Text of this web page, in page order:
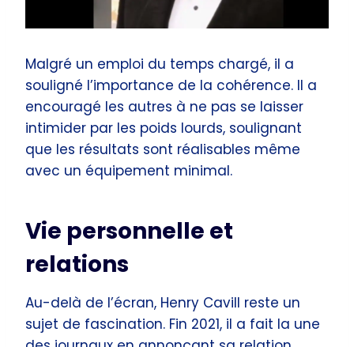
Malgré un emploi du temps chargé, il a
souligné l’importance de la cohérence. Il a
encouragé les autres à ne pas se laisser
intimider par les poids lourds, soulignant
que les résultats sont réalisables même
avec un équipement minimal.
Vie personnelle et
relations
Au-delà de l’écran, Henry Cavill reste un
sujet de fascination. Fin 2021, il a fait la une